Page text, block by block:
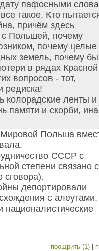
пафосными
такое. Кто
причём здесь
Польшей, почему
почему целые
земель, почему
в рядах Красной
вопросов - тот,
редиска!
колорадские ленты и
памяти и скорби,
Польша
СССР с
степени связано с
сговора).
депортировали
с алеутами.
националистические
поощрить (1) |